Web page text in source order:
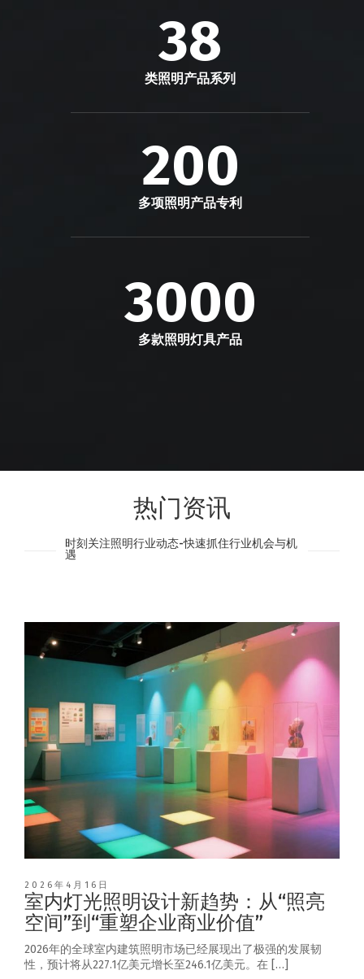
38
类照明产品系列
200
多项照明产品专利
3000
多款照明灯具产品
热门资讯
时刻关注照明行业动态-快速抓住行业机会与机
遇
2026年4月16日
室内灯光照明设计新趋势：从“照亮
空间”到“重塑企业商业价值”
2026年的全球室内建筑照明市场已经展现出了极强的发展韧
性，预计将从227.1亿美元增长至246.1亿美元。在 […]